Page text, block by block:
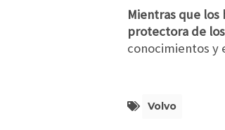
Mientras que los
protectora de
conocimientos y
Volvo